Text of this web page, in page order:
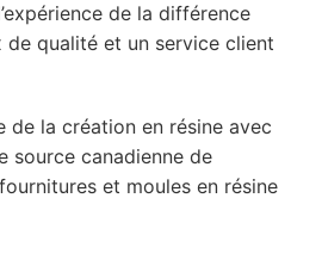
de la différence
de qualité et un service client
de la création en résine avec
source canadienne de
et moules en résine